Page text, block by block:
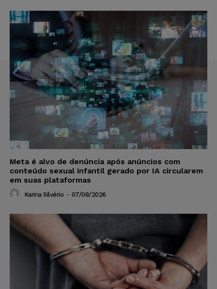
Meta é alvo de denúncia após anúncios com
conteúdo sexual infantil gerado por IA circularem
em suas plataformas
Karina Silvério - 07/08/2026